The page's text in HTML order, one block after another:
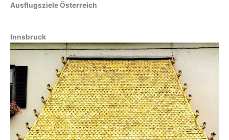
Ausflugsziele Österreich
Innsbruck